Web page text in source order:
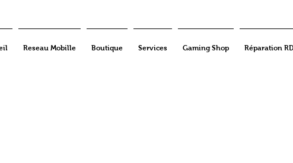
Reseau Mobille Boutique Services Gaming Shop Réparation